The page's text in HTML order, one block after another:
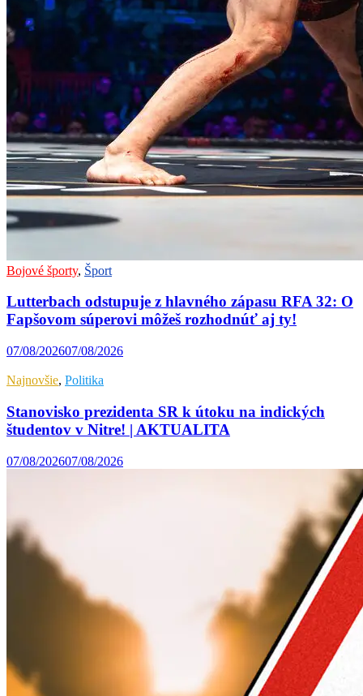
Bojové športy, Šport
Lutterbach odstupuje z hlavného zápasu RFA 32: O
Fapšovom súperovi môžeš rozhodnúť aj ty!
07/08/202607/08/2026
Najnovšie, Politika
Stanovisko prezidenta SR k útoku na indických
študentov v Nitre! | AKTUALITA
07/08/202607/08/2026